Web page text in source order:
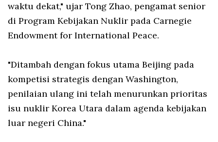
waktu dekat," ujar Tong Zhao, pengamat senior
di Program Kebijakan Nuklir pada Carnegie
Endowment for International Peace.
"Ditambah dengan fokus utama Beijing pada
kompetisi strategis dengan Washington,
penilaian ulang ini telah menurunkan prioritas
isu nuklir Korea Utara dalam agenda kebijakan
luar negeri China."